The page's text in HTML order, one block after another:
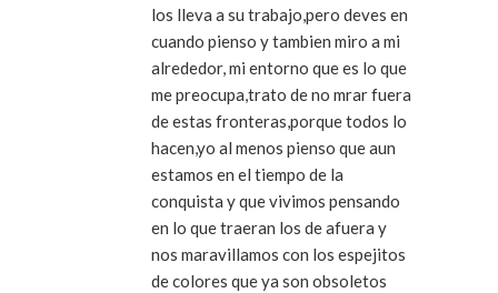
los lleva a su trabajo,pero deves en
cuando pienso y tambien miro a mi
alrededor, mi entorno que es lo que
me preocupa,trato de no mrar fuera
de estas fronteras,porque todos lo
hacen,yo al menos pienso que aun
estamos en el tiempo de la
conquista y que vivimos pensando
en lo que traeran los de afuera y
nos maravillamos con los espejitos
de colores que ya son obsoletos